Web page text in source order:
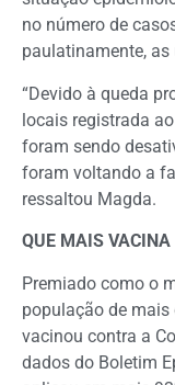
no número de
paulatinamente,
“Devido à queda
locais registrada
foram sendo
foram voltando a
ressaltou Magda.
QUE MAIS VACINA
Premiado como o
população de
vacinou contra a
dados do Boletim